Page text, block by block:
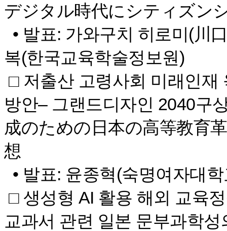
デジタル時代にシティズン
• 발표: 가와구치 히로미(川
복(한국교육학술정보원)
□ 저출산 고령사회 미래인재
방안– 그랜드디자인 2040구
成のための日本の高等教育
想
• 발표: 윤종혁(숙명여자대
□ 생성형 AI 활용 해외 교육
교과서 관련 일본 문부과학